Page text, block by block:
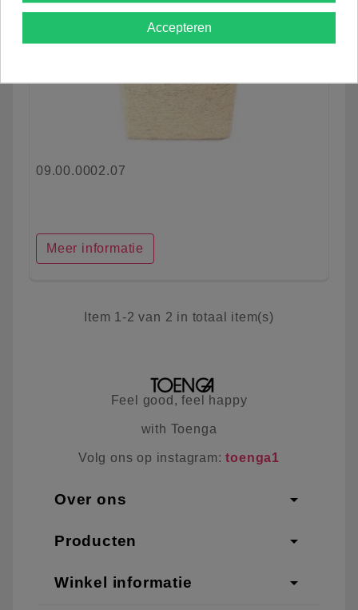
09.00.0002.07
Meer informatie
Item 1-2 van 2 in totaal item(s)
Feel good, feel happy
with Toenga
Volg ons op instagram:toenga1
Over ons arrow_drop_down
Producten arrow_drop_down
Winkel informatie arrow_drop_down
Accepteren